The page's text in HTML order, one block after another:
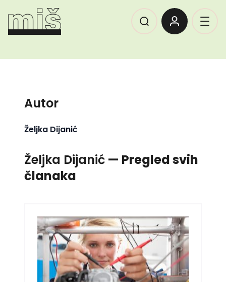
Autor
Željka Dijanić
Željka Dijanić — Pregled svih
članaka